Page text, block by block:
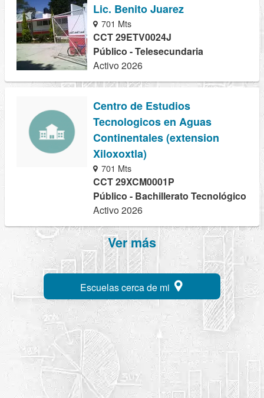
Lic. Benito Juarez
701 Mts
CCT 29ETV0024J
Público - Telesecundaria
Activo 2026
Centro de Estudios
Tecnologicos en Aguas
Continentales (extension
Xiloxoxtla)
701 Mts
CCT 29XCM0001P
Público - Bachillerato Tecnológico
Activo 2026
Ver más
Escuelas cerca de mi